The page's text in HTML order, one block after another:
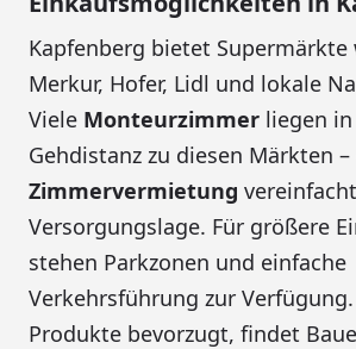
Kapfenberg bietet Supermärkte
Merkur, Hofer, Lidl und lokale
Viele Monteurzimmer liegen
Gehdistanz zu diesen Märkten
Zimmervermietung
Versorgungslage. Für größere
stehen Parkzonen und einfache
Verkehrsführung zur
Produkte bevorzugt, findet